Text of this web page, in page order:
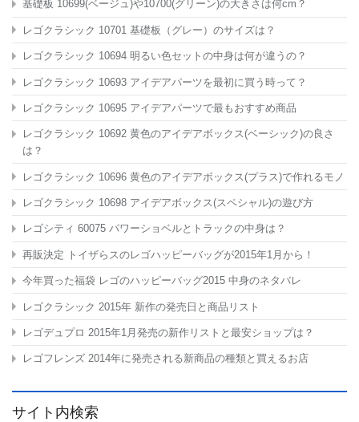
基礎板 10699(ベージュ)や10700(グリーン)の大きさは何cm？
レゴクラシック 10701 基礎板（グレー）のサイズは？
レゴクラシック 10694 明るい色セットの中身は何が違うの？
レゴクラシック 10693 アイデアパーツを最初に買う時って？
レゴクラシック 10695 アイデアパーツで最もおすすめ商品
レゴクラシック 10692 黄色のアイデアボックス(ベーシック)の良さ
は？
レゴクラシック 10696 黄色のアイデアボックス(プラス)で作れるモノ
レゴクラシック 10698 アイデアボックス(スペシャル)の遊び方
レゴシティ 60075 パワーショベルとトラックの中身は？
再販決定 トイザらスのレゴハッピーバッグが2015年1月から！
今年買った福袋 レゴのハッピーバッグ2015 中身のネタバレ
レゴクラシック 2015年 新作の発売日と商品リスト
レゴデュプロ 2015年1月発売の新作リストと最安ショップは？
レゴフレンズ 2014年に発売される新商品の種類と買えるお店
サイト内検索